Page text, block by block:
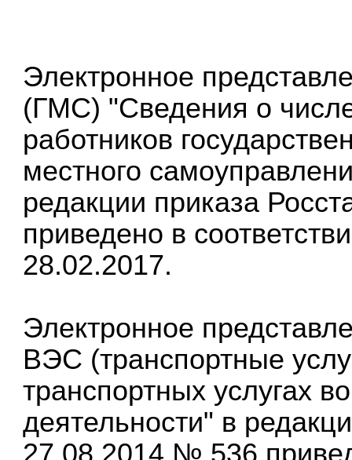
Электронное
(ГМС) "Сведения о
работников
местного
редакции приказа
приведено в
28.02.2017.
Электронное
ВЭС (транспортные
транспортных услугах
деятельности" в
27.08.2014 № 536